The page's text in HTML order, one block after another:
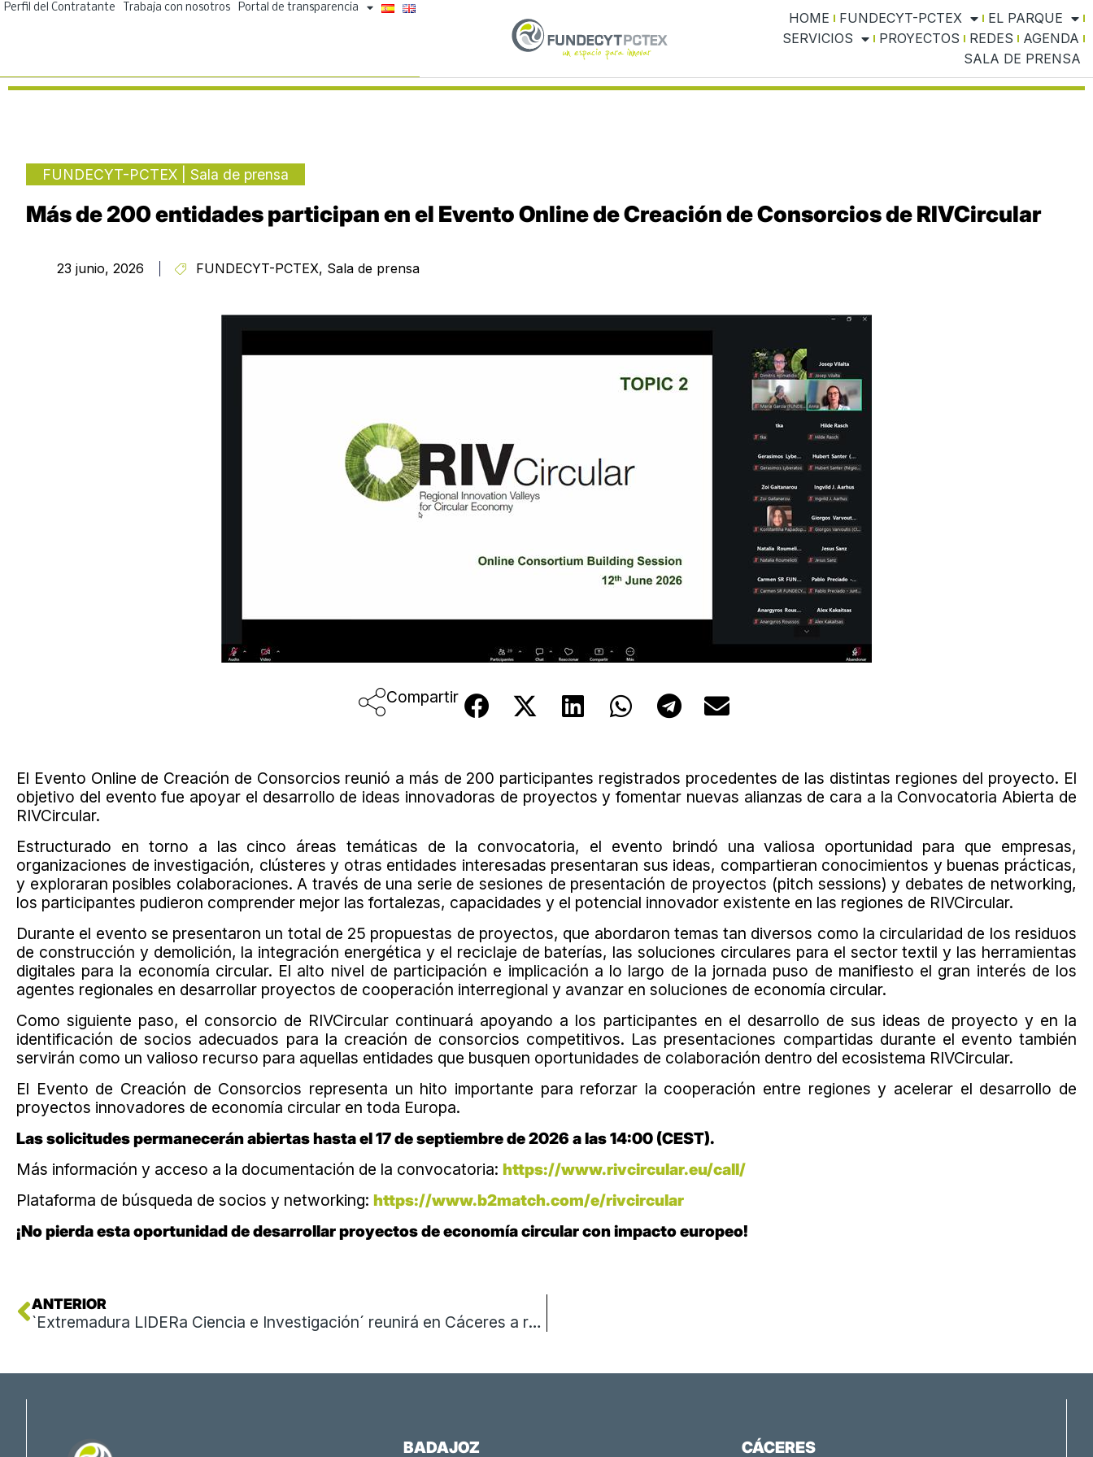
IrPerfil del Contratante Trabaja con nosotros Portal de transparencia
HOME FUNDECYT-PCTEX
EL PARQUE
SERVICIOS
PROYECTOS REDES
AGENDA
SALA DE PRENSA
FUNDECYT-PCTEX Sala de prensa
Más de 200 entidades participan en el Evento Online de Creación de Consorcios de RIVCircular
23 junio, 2026 FUNDECYT-PCTEX, Sala de prensa
Compartir
El Evento Online de Creación de Consorcios reunió a más de 200 participantes registrados procedentes de las distintas regiones del proyecto. El
objetivo del evento fue apoyar el desarrollo de ideas innovadoras de proyectos y fomentar nuevas alianzas de cara a la Convocatoria Abierta de
RIVCircular.
Estructurado en torno a las cinco áreas temáticas de la convocatoria, el evento brindó una valiosa oportunidad para que empresas,
organizaciones de investigación, clústeres y otras entidades interesadas presentaran sus ideas, compartieran conocimientos y buenas prácticas,
y exploraran posibles colaboraciones. A través de una serie de sesiones de presentación de proyectos (pitch sessions) y debates de networking,
los participantes pudieron comprender mejor las fortalezas, capacidades y el potencial innovador existente en las regiones de RIVCircular.
Durante el evento se presentaron un total de 25 propuestas de proyectos, que abordaron temas tan diversos como la circularidad de los residuos
de construcción y demolición, la integración energética y el reciclaje de baterías, las soluciones circulares para el sector textil y las herramientas
digitales para la economía circular. El alto nivel de participación e implicación a lo largo de la jornada puso de manifiesto el gran interés de los
agentes regionales en desarrollar proyectos de cooperación interregional y avanzar en soluciones de economía circular.
Como siguiente paso, el consorcio de RIVCircular continuará apoyando a los participantes en el desarrollo de sus ideas de proyecto y en la
identificación de socios adecuados para la creación de consorcios competitivos. Las presentaciones compartidas durante el evento también
servirán como un valioso recurso para aquellas entidades que busquen oportunidades de colaboración dentro del ecosistema RIVCircular.
El Evento de Creación de Consorcios representa un hito importante para reforzar la cooperación entre regiones y acelerar el desarrollo de
proyectos innovadores de economía circular en toda Europa.
Las solicitudes permanecerán abiertas hasta el 17 de septiembre de 2026 a las 14:00 (CEST).
Más información y acceso a la documentación de la convocatoria: https://www.rivcircular.eu/call/
Plataforma de búsqueda de socios y networking: https://www.b2match.com/e/rivcircular
¡No pierda esta oportunidad de desarrollar proyectos de economía circular con impacto europeo!
ANTERIOR
`Extremadura LIDERa Ciencia e Investigación´ reunirá en Cáceres a referentes científicos nacionales e internacionales
BADAJOZ CÁCERES